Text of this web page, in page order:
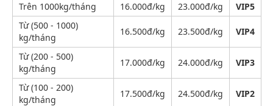
Trên 1000kg/tháng
16.000đ/kg 23.000đ/kg
VIP5
Từ (500 - 1000)
kg/tháng
16.500đ/kg 23.500đ/kg VIP4
Từ (200 - 500)
kg/tháng
17.000đ/kg 24.000đ/kg VIP3
Từ (100 - 200)
kg/tháng
17.500đ/kg 24.500đ/kg VIP2